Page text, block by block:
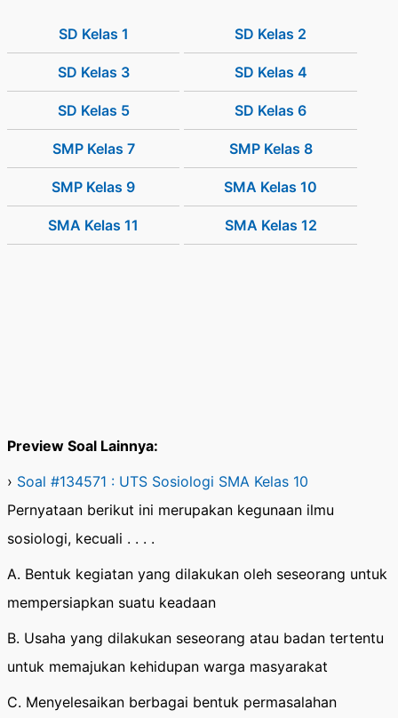
SD Kelas 1 SD Kelas 2
SD Kelas 3 SD Kelas 4
SD Kelas 5 SD Kelas 6
SMP Kelas 7 SMP Kelas 8
SMP Kelas 9 SMA Kelas 10
SMA Kelas 11 SMA Kelas 12
Preview Soal Lainnya:
› Soal #134571 : UTS Sosiologi SMA Kelas 10
Pernyataan berikut ini merupakan kegunaan ilmu
sosiologi, kecuali . . . .
A. Bentuk kegiatan yang dilakukan oleh seseorang untuk
mempersiapkan suatu keadaan
B. Usaha yang dilakukan seseorang atau badan tertentu
untuk memajukan kehidupan warga masyarakat
C. Menyelesaikan berbagai bentuk permasalahan